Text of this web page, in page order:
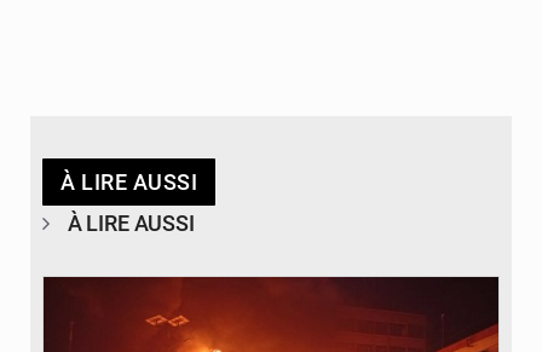
À LIRE AUSSI
À LIRE AUSSI